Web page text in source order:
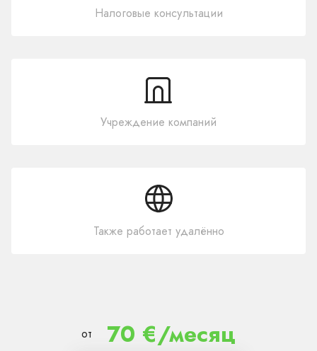
Налоговые консультации
Учреждение компаний
Также работает удалённо
от 70 €/месяц